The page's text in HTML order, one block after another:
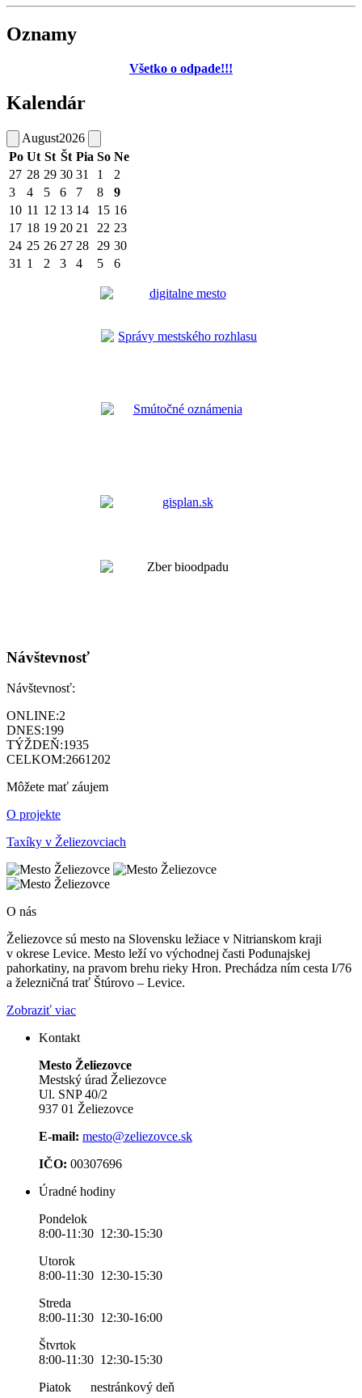
Oznamy
Všetko o odpade!!!
Kalendár
August2026
Po Ut St Št Pia So Ne
27 28 29 30 31 1
2
3
4 5 6 7 8
9
10 11 12 13 14 15 16
17 18 19 20 21 22 23
24 25 26 27 28 29 30
31 1 2 3 4 5 6
Návštevnosť
Návštevnosť:
ONLINE:2
DNES:199
TÝŽDEŇ:1935
CELKOM:2661202
Môžete mať záujem
O projekte
Taxíky v Želiezovciach
O nás
Želiezovce sú mesto na Slovensku ležiace v Nitrianskom kraji
v okrese Levice. Mesto leží vo východnej časti Podunajskej
pahorkatiny, na pravom brehu rieky Hron. Prechádza ním cesta I/76
a železničná trať Štúrovo – Levice.
Zobraziť viac
Kontakt
Mesto Želiezovce
Mestský úrad Želiezovce
Ul. SNP 40/2
937 01 Želiezovce
E-mail: mesto@zeliezovce.sk
IČO: 00307696
Úradné hodiny
Pondelok
8:00-11:30 12:30-15:30
Utorok
8:00-11:30 12:30-15:30
Streda
8:00-11:30 12:30-16:00
Štvrtok
8:00-11:30 12:30-15:30
Piatok nestránkový deň